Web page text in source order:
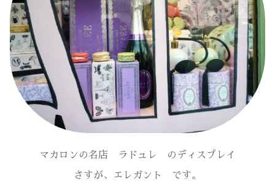
マカロンの名店 ラドュレ のディスプレイ
さすが、エレガント です。